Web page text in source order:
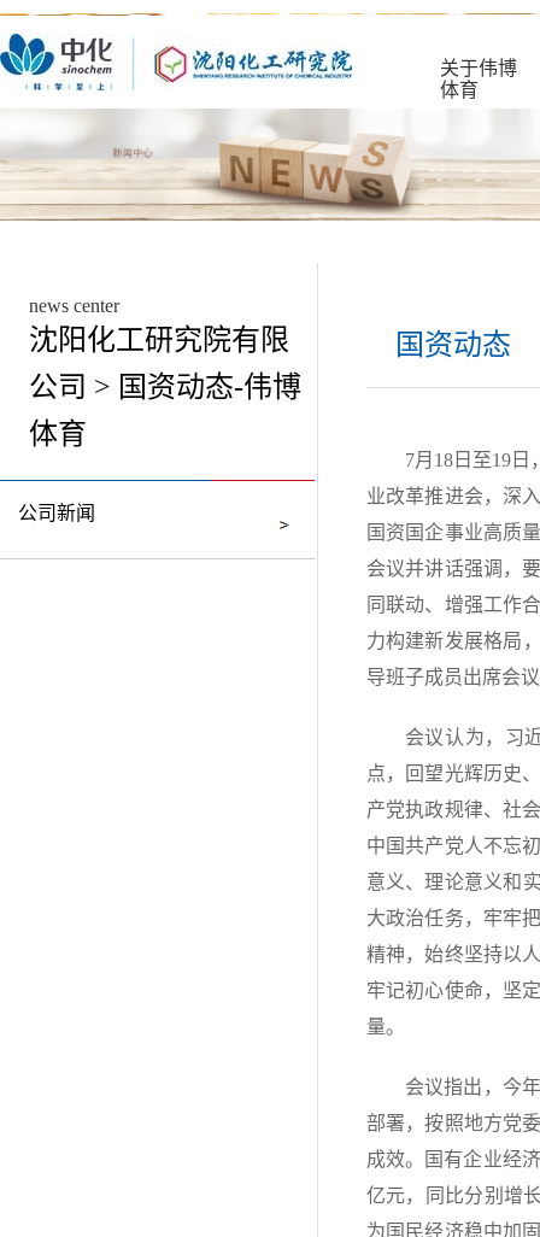
关于伟博
体育
news center
沈阳化工研究院有限
公司 > 国资动态-伟博
体育
公司新闻
国资动态
7月18日至19
业改革推进会，深
国资国企事业高质
会议并讲话强调，
同联动、增强工作
力构建新发展格局
导班子成员出席会
会议认为，习
点，回望光辉历史
产党执政规律、社
中国共产党人不忘
意义、理论意义和
大政治任务，牢牢
精神，始终坚持以
牢记初心使命，坚
量。
会议指出，今
部署，按照地方党
成效。国有企业经
亿元，同比分别增
为国民经济稳中加